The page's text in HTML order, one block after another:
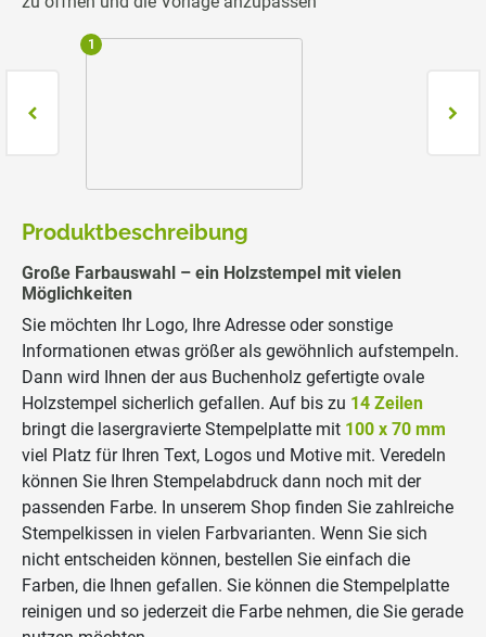
1
Produktbeschreibung
Große Farbauswahl – ein Holzstempel mit vielen
Möglichkeiten
Sie möchten Ihr Logo, Ihre Adresse oder sonstige
Informationen etwas größer als gewöhnlich aufstempeln.
Dann wird Ihnen der aus Buchenholz gefertigte ovale
Holzstempel sicherlich gefallen. Auf bis zu 14 Zeilen
bringt die lasergravierte Stempelplatte mit 100 x 70 mm
viel Platz für Ihren Text, Logos und Motive mit. Veredeln
können Sie Ihren Stempelabdruck dann noch mit der
passenden Farbe. In unserem Shop finden Sie zahlreiche
Stempelkissen in vielen Farbvarianten. Wenn Sie sich
nicht entscheiden können, bestellen Sie einfach die
Farben, die Ihnen gefallen. Sie können die Stempelplatte
reinigen und so jederzeit die Farbe nehmen, die Sie gerade